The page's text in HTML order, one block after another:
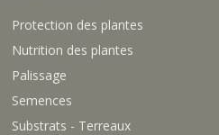
Protection des plantes
Nutrition des plantes
Palissage
Semences
Substrats - Terreaux